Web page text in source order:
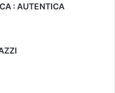
: AUTENTICA